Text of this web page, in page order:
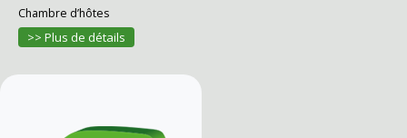
Chambre d’hôtes
>> Plus de détails